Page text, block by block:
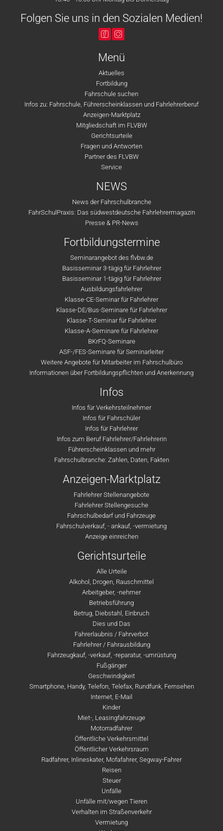
Folgen Sie uns in den Sozialen Medien!
Menü
Aktuelles
Fortbildung
Fahrschule suchen
Infos zu: Fahrschule, Führerscheinklassen und Fahrlehrerberuf
Anzeigen-Marktplatz
Mitgliedschaft im FLVBW
Gerichtsurteile
Fragen und Antworten
Partner des FLVBW
Service
NEWS
News der Fahrschulbranche
FahrSchulPraxis: Das südwestdeutsche Fahrlehrermagazin
Presse & PR-News
Fortbildungstermine
Seminarangebot des flvbw.de
Basisseminar 3-tägig für Fahrlehrer
Basisseminar 1-tägig für Fahrlehrer
Ausbildungsfahrlehrer
Klasse-CE-Seminar für Fahrlehrer
Klasse-DE/Bus-Seminare für Fahrlehrer
Klasse-T-Seminar für Fahrlehrer
Klasse-A-Seminare für Fahrlehrer
BKrFQ-Seminare
ASF-/FES-Seminare für Seminarleiter
Weitere Angebote für Mitarbeiter im Fahrschulbüro
Informationen über Fortbildungspflichten und Anerkennung
Infos
Infos für Verkehrsteilnehmer
Infos für Fahrschüler
Infos für Fahrlehrer
Infos zum Beruf Fahrlehrer/Fahrlehrerin
Führerscheinklassen und mehr
Fahrschulbranche: Zahlen, Daten, Fakten
Anzeigen-Marktplatz
Fahrlehrer Stellenangebote
Fahrlehrer Stellengesuche
Fahrschulbedarf und Fahrzeuge
Fahrschulverkauf, - ankauf, -vermietung
Anzeige einreichen
Gerichtsurteile
Alle Urteile
Alkohol, Drogen, Rauschmittel
Arbeitgeber, -nehmer
Betriebsführung
Betrug, Diebstahl, Einbruch
Dies und Das
Fahrerlaubnis / Fahrverbot
Fahrlehrer / Fahrausbildung
Fahrzeugkauf, -verkauf, -reparatur, -umrüstung
Fußgänger
Geschwindigkeit
Smartphone, Handy, Telefon, Telefax, Rundfunk, Fernsehen
Internet, E-Mail
Kinder
Miet-, Leasingfahrzeuge
Motorradfahrer
Öffentliche Verkehrsmittel
Öffentlicher Verkehrsraum
Radfahrer, Inlineskater, Mofafahrer, Segway-Fahrer
Reisen
Steuer
Unfälle
Unfälle mit/wegen Tieren
Verhalten im Straßenverkehr
Vermietung